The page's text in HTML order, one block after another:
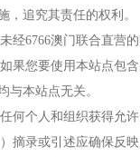
，追究其责任的权利。
经6766澳门联合直营
果您要使用本站点包
与本站点无关。
何个人和组织获得允
）摘录或引述应确保反